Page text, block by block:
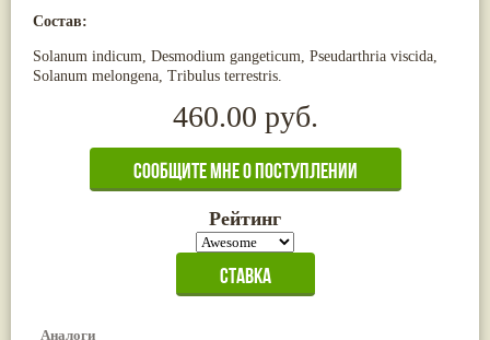
Состав:
Solanum indicum, Desmodium gangeticum, Pseudarthria viscida,
Solanum melongena, Tribulus terrestris.
460.00 руб.
Рейтинг
Аналоги
Кутаки (8)
Мята(8)